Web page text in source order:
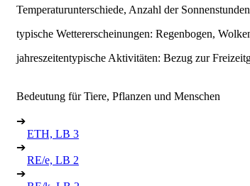
Temperaturunterschiede, Anzahl der Sonnenstunden
typische Wettererscheinungen: Regenbogen,
jahreszeitentypische Aktivitäten: Bezug zur
Bedeutung für Tiere, Pflanzen und Menschen
➔
ETH, LB 3
➔
RE/e, LB 2
➔